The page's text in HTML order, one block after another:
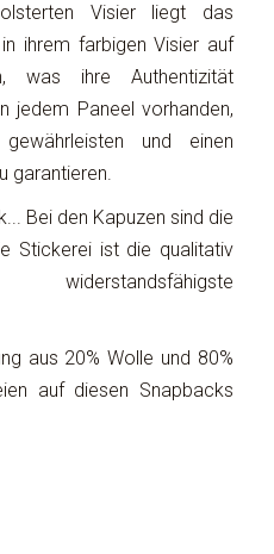
Visier liegt das
ihrem farbigen Visier auf
was ihre Authentizität
jedem Paneel vorhanden,
und einen
garantieren.
Bei den Kapuzen sind die
Stickerei ist die qualitativ
aus 20% Wolle und 80%
auf diesen Snapbacks